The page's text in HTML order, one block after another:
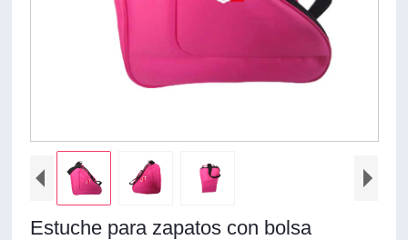
Estuche para zapatos con bolsa